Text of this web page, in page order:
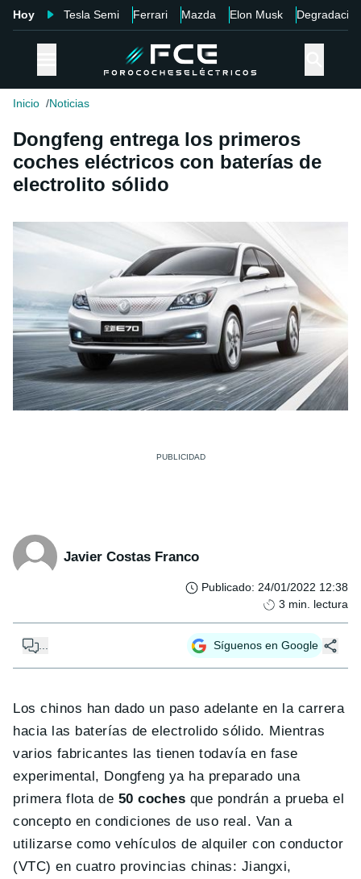
Hoy Tesla Semi Ferrari Mazda Elon Musk Degradación
Inicio Noticias
Dongfeng entrega los primeros
coches eléctricos con baterías de
electrolito sólido
Javier Costas Franco
Publicado: 24/01/2022 12:38
3 min. lectura
... Síguenos en Google
Los chinos han dado un paso adelante en la carrera
hacia las baterías de electrolido sólido. Mientras
varios fabricantes las tienen todavía en fase
experimental, Dongfeng ya ha preparado una
primera flota de 50 coches que pondrán a prueba el
concepto en condiciones de uso real. Van a
utilizarse como vehículos de alquiler con conductor
(VTC) en cuatro provincias chinas: Jiangxi,